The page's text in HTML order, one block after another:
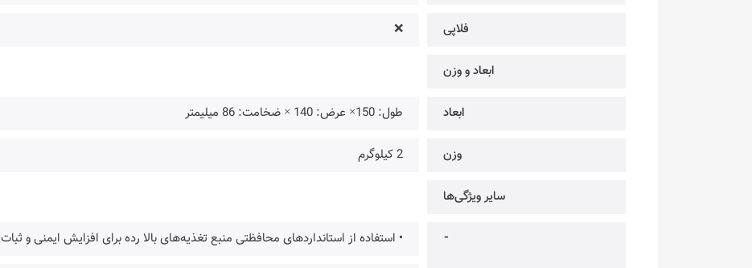
فلاپی ❌
ابعاد و وزن
ابعاد طول: 150× عرض: 140 × ضخامت: 86 میلیمتر
وزن 2 کیلوگرم
سایر ویژگی‌ها
⁃ • استفاده از استانداردهای محافظتی منبع تغذیه‌های بالا رده برای افزایش ایمنی و ثبات